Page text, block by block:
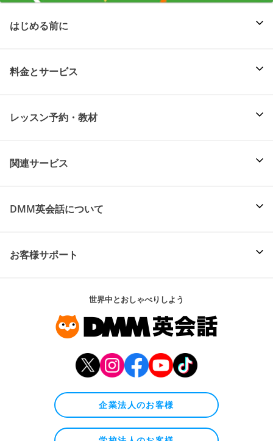
はじめる前に
料金とサービス
レッスン予約・教材
関連サービス
DMM英会話について
お客様サポート
世界中とおしゃべりしよう
企業法人のお客様